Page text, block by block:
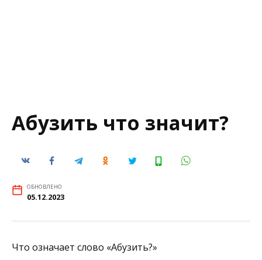
Абузить что значит?
ОБНОВЛЕНО
05.12.2023
Что означает слово «Абузить?»